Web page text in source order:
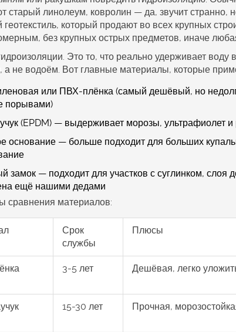
старый линолеум, ковролин — да, звучит странно,
который продают во всех крупных
без крупных острых предметов, иначе
Это то, что реально удерживает воду
а не водоём. Вот главные материалы, которые
или ПВХ-плёнка (самый дешёвый, но
порывами)
(EPDM) — выдерживает морозы, ультрафиолет
основание — больше подходит для больших
замок — подходит для участков с суглинком,
ещё нашими дедами
сравнения материалов:
Срок
службы
Плюсы
3-5 лет Дешёвая, легко
15-30 лет Прочная,